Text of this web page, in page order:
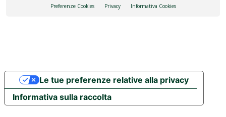
Preferenze Cookies Privacy Informativa Cookies
Informativa sulla raccolta
Le tue preferenze relative alla privacy